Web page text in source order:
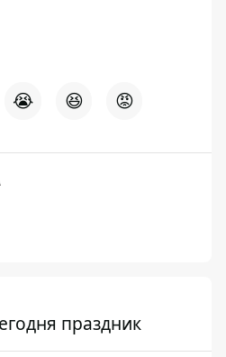
😭 😆 😡
праздник